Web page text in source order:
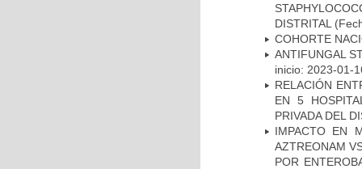
DISTRITAL
COHORTE
ANTIFUNGAL
inicio: 2023-01-
RELACIÓN
EN 5
PRIVADA DEL
IMPACTO EN
AZTREONAM
POR